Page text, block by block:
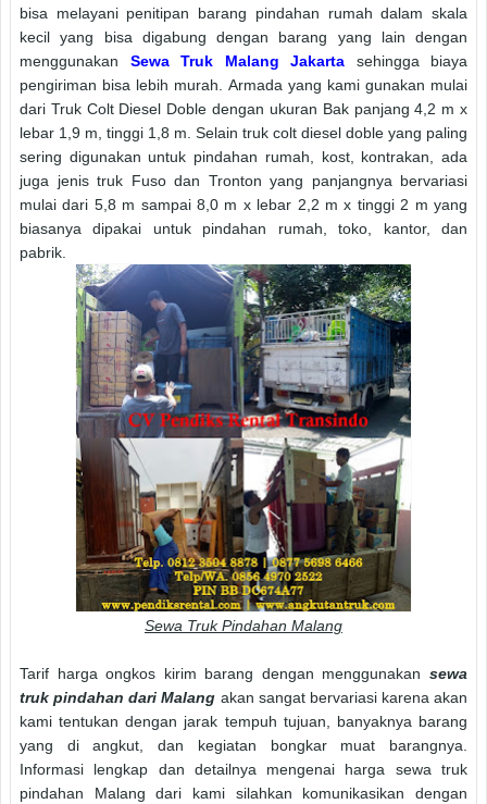
bisa melayani penitipan barang pindahan rumah dalam skala
kecil yang bisa digabung dengan barang yang lain dengan
menggunakan Sewa Truk Malang Jakarta sehingga biaya
pengiriman bisa lebih murah. Armada yang kami gunakan mulai
dari Truk Colt Diesel Doble dengan ukuran Bak panjang 4,2 m x
lebar 1,9 m, tinggi 1,8 m. Selain truk colt diesel doble yang paling
sering digunakan untuk pindahan rumah, kost, kontrakan, ada
juga jenis truk Fuso dan Tronton yang panjangnya bervariasi
mulai dari 5,8 m sampai 8,0 m x lebar 2,2 m x tinggi 2 m yang
biasanya dipakai untuk pindahan rumah, toko, kantor, dan
pabrik.
Sewa Truk Pindahan Malang
Tarif harga ongkos kirim barang dengan menggunakan sewa
truk pindahan dari Malang akan sangat bervariasi karena akan
kami tentukan dengan jarak tempuh tujuan, banyaknya barang
yang di angkut, dan kegiatan bongkar muat barangnya.
Informasi lengkap dan detailnya mengenai harga sewa truk
pindahan Malang dari kami silahkan komunikasikan dengan